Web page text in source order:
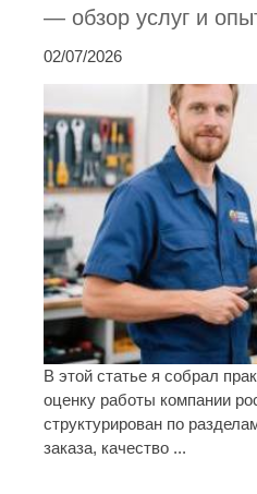
— обзор услуг и
02/07/2026
В этой статье я собрал
оценку работы компании
структурирован по
заказа, качество ...